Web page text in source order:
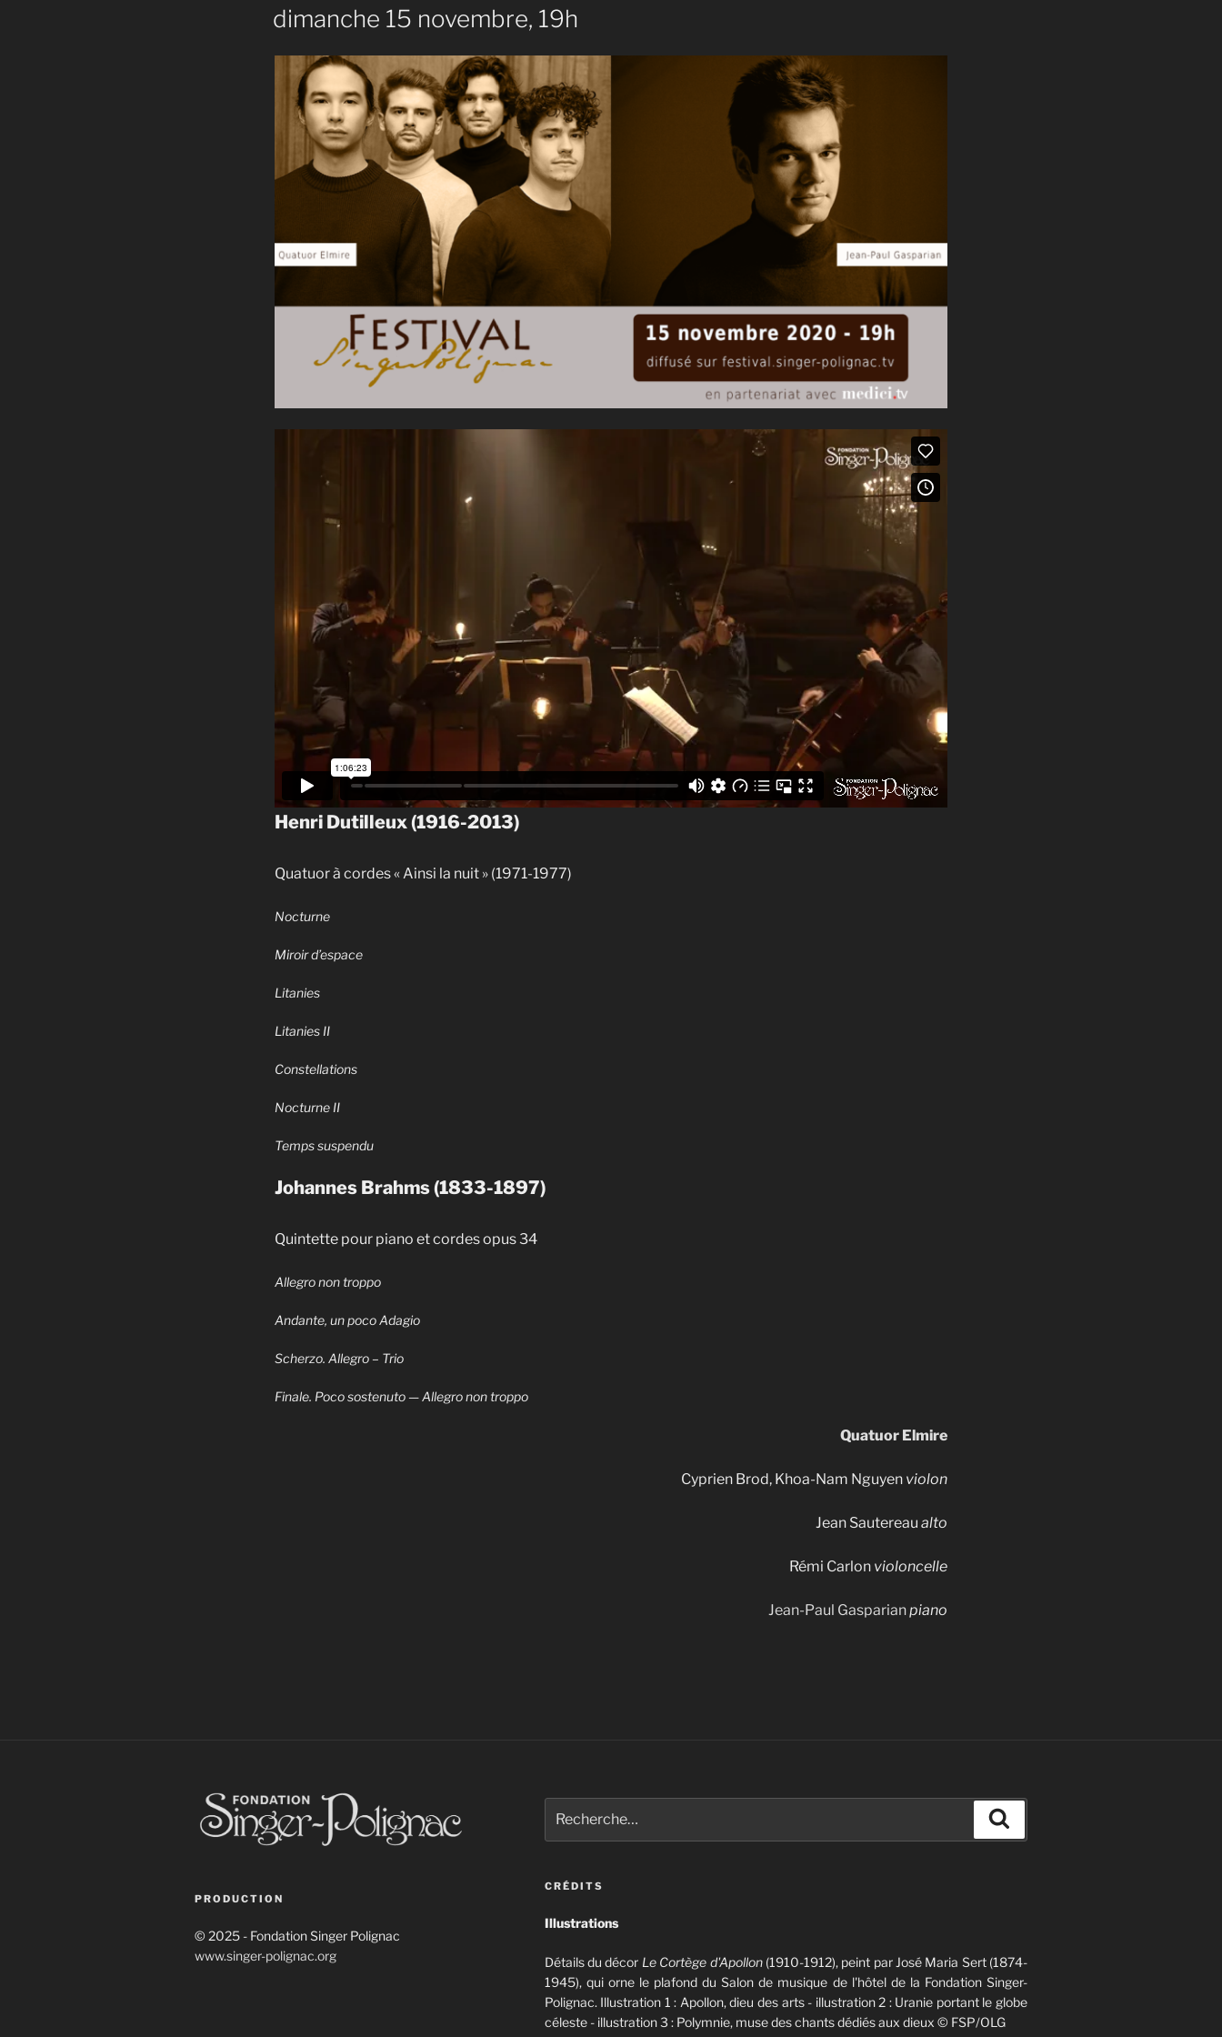
dimanche 15 novembre, 19h
Henri Dutilleux (1916-2013)
Quatuor à cordes « Ainsi la nuit » (1971-1977)
Nocturne
Miroir d’espace
Litanies
Litanies II
Constellations
Nocturne II
Temps suspendu
Johannes Brahms (1833-1897)
Quintette pour piano et cordes opus 34
Allegro non troppo
Andante, un poco Adagio
Scherzo. Allegro – Trio
Finale. Poco sostenuto — Allegro non troppo
Quatuor Elmire
Cyprien Brod, Khoa-Nam Nguyen violon
Jean Sautereau alto
Rémi Carlon violoncelle
Jean-Paul Gasparianpiano
PRODUCTION
© 2025 - Fondation Singer Polignac
www.singer-polignac.org
pour
:
CRÉDITS
Illustrations
Détails du décor Le Cortège d'Apollon(1910-1912), peint par José Maria Sert (1874-
1945), qui orne le plafond du Salon de musique de l'hôtel de la Fondation Singer-
Polignac. Illustration 1 : Apollon, dieu des arts - illustration 2 : Uranie portant le globe
céleste - illustration 3 : Polymnie, muse des chants dédiés aux dieux © FSP/OLG